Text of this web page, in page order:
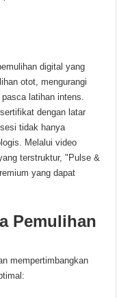
digital yang
otot, mengurangi
latihan intens.
dengan latar
tidak hanya
Melalui video
terstruktur, "Pulse &
yang dapat
Pemulihan
mempertimbangkan